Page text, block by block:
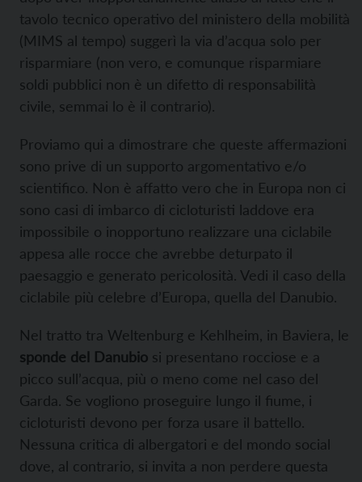
tavolo tecnico operativo del ministero della mobilità
(MIMS al tempo) suggerì la via d’acqua solo per
risparmiare (non vero, e comunque risparmiare
soldi pubblici non è un difetto di responsabilità
civile, semmai lo è il contrario).
Proviamo qui a dimostrare che queste affermazioni
sono prive di un supporto argomentativo e/o
scientifico. Non è affatto vero che in Europa non ci
sono casi di imbarco di cicloturisti laddove era
impossibile o inopportuno realizzare una ciclabile
appesa alle rocce che avrebbe deturpato il
paesaggio e generato pericolosità. Vedi il caso della
ciclabile più celebre d’Europa, quella del Danubio.
Nel tratto tra Weltenburg e Kehlheim, in Baviera, le
sponde del Danubio si presentano rocciose e a
picco sull’acqua, più o meno come nel caso del
Garda. Se vogliono proseguire lungo il fiume, i
cicloturisti devono per forza usare il battello.
Nessuna critica di albergatori e del mondo social
dove, al contrario, si invita a non perdere questa